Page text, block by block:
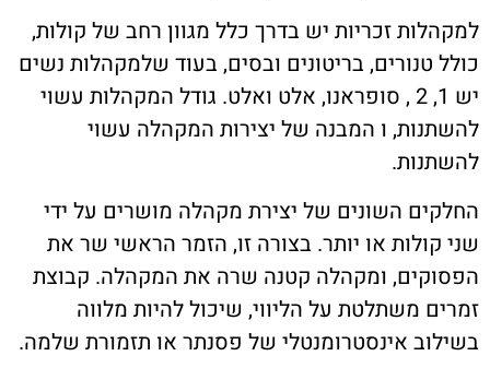
למקהלות זכריות יש בדרך כלל מגוון רחב של קולות,
כולל טנורים, בריטונים ובסים, בעוד שלמקהלות נשים
יש 1, 2 , סופראנו, אלט ואלט. גודל המקהלות עשוי
להשתנות, ו המבנה של יצירות המקהלה עשוי
להשתנות.
החלקים השונים של יצירת מקהלה מושרים על ידי
שני קולות או יותר. בצורה זו, הזמר הראשי שר את
הפסוקים, ומקהלה קטנה שרה את המקהלה. קבוצת
זמרים משתלטת על הליווי, שיכול להיות מלווה
בשילוב אינסטרומנטלי של פסנתר או תזמורת שלמה.